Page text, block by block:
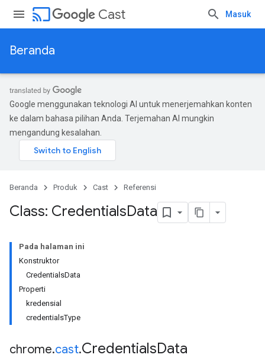
cast Cast Masuk
Beranda
Google menggunakan teknologi AI untuk menerjemahkan konten
ke dalam bahasa pilihan Anda. Terjemahan AI mungkin
mengandung kesalahan.
Beranda Produk Cast Referensi
Class: CredentialsData
Pada halaman ini
Konstruktor
CredentialsData
Properti
kredensial
credentialsType
chrome.cast.CredentialsData